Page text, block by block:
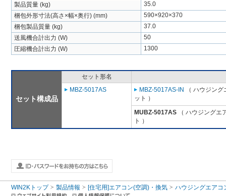
製品質量 (kg)
35.0
梱包外形寸法(高さ×幅×奥行) (mm)
590×920×370
梱包製品質量 (kg)
37.0
送風機合計出力 (W)
50
圧縮機合計出力 (W)
1300
セット構成品
セット形名
MBZ-5017AS
MBZ-5017AS-IN
（ ハウジン
ット ）
MUBZ-5017AS （ ハウジングエ
ト ）
WIN2Kトップ 製品情報 [住宅用]エアコン(空調)・換気 ハウジングエアコ